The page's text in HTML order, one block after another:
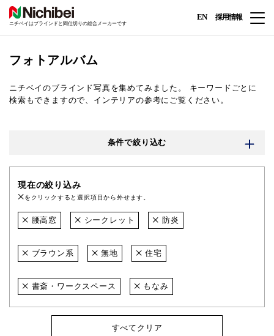
ニチベイはブラインドと間仕切りの総合メーカーです
EN 採用情報
フォトアルバム
ニチベイのブラインド写真を集めてみました。
キーワードごとに
検索もできますので、インテリアの参考にご覧ください。
条件で絞り込む
現在の絞り込み
をクリックすると選択項目から外せます。
腰高窓 シークレット 防炎
ブラウン系 無地 住宅
書斎・ワークスペース もなみ
すべてクリア